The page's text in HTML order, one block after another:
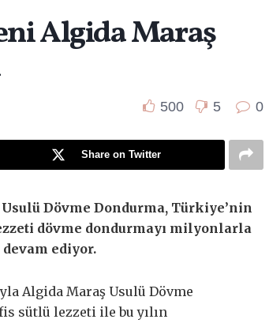
Algida Maraş
500 5 0
Share on Twitter
Dövme Dondurma, Türkiye’nin
dövme dondurmayı milyonlarla
ediyor.
Algida Maraş Usulü Dövme
sütlü lezzeti ile bu yılın